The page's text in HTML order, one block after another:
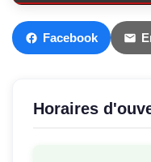
Facebook
Horaires